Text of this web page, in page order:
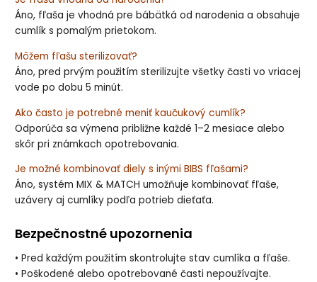
Áno, fľaša je vhodná pre bábätká od narodenia a obsahuje
cumlík s pomalým prietokom.
Môžem fľašu sterilizovať?
Áno, pred prvým použitím sterilizujte všetky časti vo vriacej
vode po dobu 5 minút.
Ako často je potrebné meniť kaučukový cumlík?
Odporúča sa výmena približne každé 1–2 mesiace alebo
skôr pri známkach opotrebovania.
Je možné kombinovať diely s inými BIBS fľašami?
Áno, systém MIX & MATCH umožňuje kombinovať fľaše,
uzávery aj cumlíky podľa potrieb dieťaťa.
Bezpečnostné upozornenia
• Pred každým použitím skontrolujte stav cumlíka a fľaše.
• Poškodené alebo opotrebované časti nepoužívajte.